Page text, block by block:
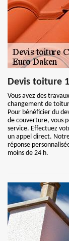
Devis toiture
Vous avez des
changement de
Pour bénéficier du
de couverture, vous
service. Effectuez
un appel direct.
réponse
moins de 24 h.